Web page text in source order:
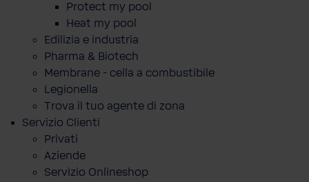
Protect my pool
Heat my pool
Edilizia e industria
Pharma & Biotech
Membrane - cella a combustibile
Legionella
Trova il tuo agente di zona
Servizio Clienti
Privati
Aziende
Servizio Onlineshop